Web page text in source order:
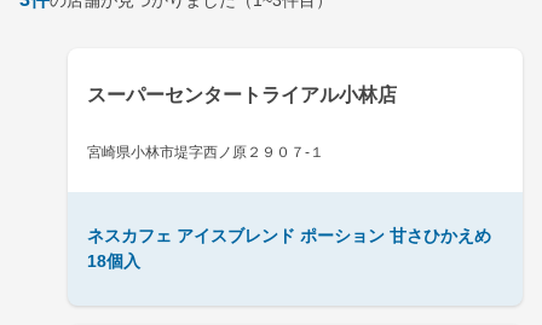
スーパーセンタートライアル小林店
宮崎県小林市堤字西ノ原２９０７-１
ネスカフェ アイスブレンド ポーション 甘さひかえめ
18個入